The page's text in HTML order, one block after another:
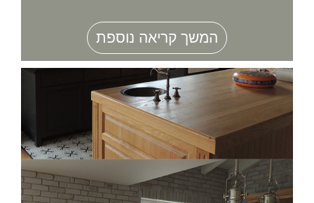
המשך קריאה נוספת